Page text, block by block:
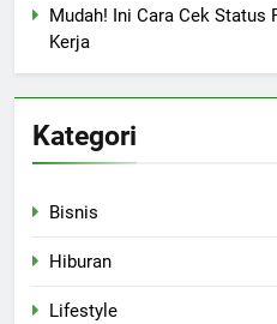
Mudah! Ini Cara Cek Status
Kerja
Kategori
Bisnis
Hiburan
Lifestyle